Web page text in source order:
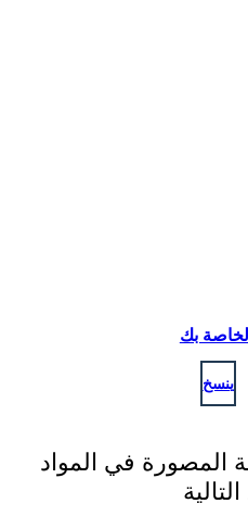
ينسخ
المصورة في المواد